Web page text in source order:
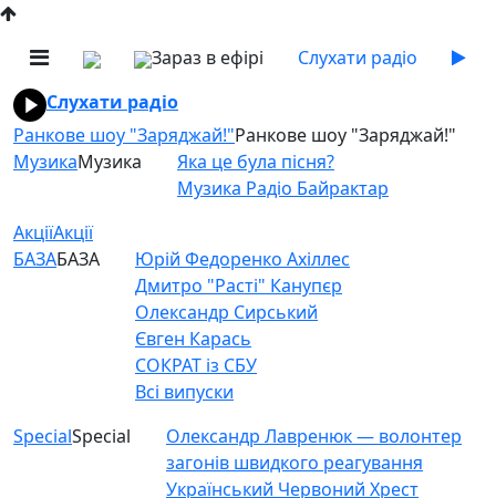
Зараз в ефірі
Слухати радіо
Слухати радіо
Ранкове шоу "Заряджай!"Ранкове шоу "Заряджай!"
МузикаМузика
Яка це була пісня?
Музика Радіо Байрактар
АкціїАкції
БАЗАБАЗА
Юрій Федоренко Ахіллес
Дмитро "Расті" Канупєр
Олександр Сирський
Євген Карась
СОКРАТ із СБУ
Всі випуски
SpecialSpecial
Олександр Лавренюк — волонтер
загонів швидкого реагування
Український Червоний Хрест